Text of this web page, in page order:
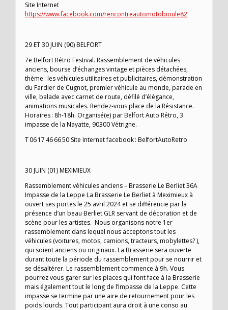
Site Internet
https://www.facebook.com/rencontreautomotobioule82
29 ET 30 JUIN (90) BELFORT
7e Belfort Rétro Festival. Rassemblement de véhicules
anciens, bourse d’échanges vintage et pièces détachées,
thème : les véhicules utilitaires et publicitaires, démonstration
du Fardier de Cugnot, premier véhicule au monde, parade en
ville, balade avec carnet de route, défilé d’élégance,
animations musicales. Rendez-vous place de la Résistance.
Horaires : 8h-18h. Organisé(e) par Belfort Auto Rétro, 3
impasse de la Nayatte, 90300 Vétrigne.
T 06 17 46 66 50 Site Internet facebook : BelfortAutoRetro
30 JUIN (01) MEXIMIEUX
Rassemblement véhicules anciens – Brasserie Le Berliet 36A
Impasse de la Leppe La Brasserie Le Berliet à Meximieux à
ouvert ses portes le 25 avril 2024 et se différencie par la
présence d’un beau Berliet GLR servant de décoration et de
scène pour les artistes. Nous organisons notre 1er
rassemblement dans lequel nous acceptons tout les
véhicules (voitures, motos, camions, tracteurs, mobylettes? ),
qui soient anciens ou originaux. La Brasserie sera ouverte
durant toute la période du rassemblement pour se nourrir et
se désaltérer. Le rassemblement commence à 9h. Vous
pourrez vous garer sur les places qui font face à la Brasserie
mais également tout le long de l’Impasse de la Leppe. Cette
impasse se termine par une aire de retournement pour les
poids lourds. Tout participant aura droit à une conso au